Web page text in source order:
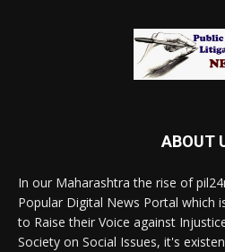
ABOUT
In our Maharashtra the rise of
Popular Digital News Portal which
to Raise their Voice against
Society on Social Issues, it's